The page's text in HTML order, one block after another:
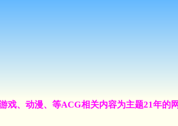
动漫、等ACG相关内容为主题21年的网站。